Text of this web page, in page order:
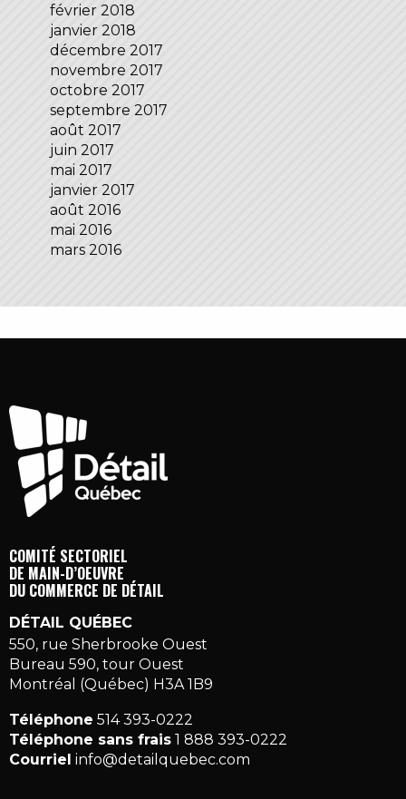
février 2018
janvier 2018
décembre 2017
novembre 2017
octobre 2017
septembre 2017
août 2017
juin 2017
mai 2017
janvier 2017
août 2016
mai 2016
mars 2016
COMITÉ SECTORIEL
DE MAIN-D’OEUVRE
DU COMMERCE DE DÉTAIL
DÉTAIL QUÉBEC
550, rue Sherbrooke Ouest
Bureau 590, tour Ouest
Montréal (Québec) H3A 1B9
Téléphone 514 393-0222
Téléphone sans frais 1 888 393-0222
Courriel info@detailquebec.com